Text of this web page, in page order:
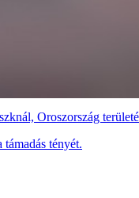
Oroszország
tényét.